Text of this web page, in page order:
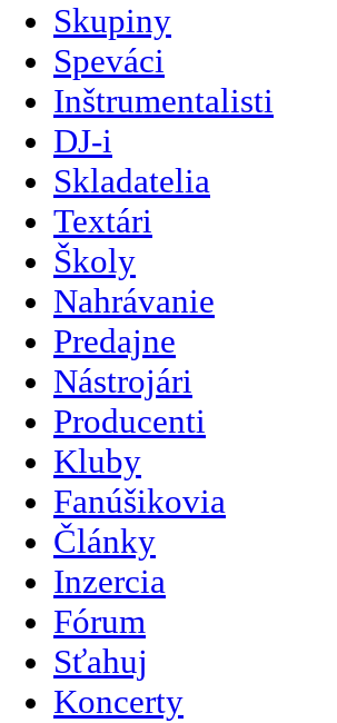
Skupiny
Speváci
Inštrumentalisti
DJ-i
Skladatelia
Textári
Školy
Nahrávanie
Predajne
Nástrojári
Producenti
Kluby
Fanúšikovia
Články
Inzercia
Fórum
Sťahuj
Koncerty